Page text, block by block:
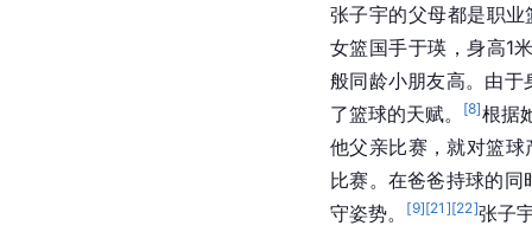
张子宇的父母都是职
女篮国手于瑛，身高1
般同龄小朋友高。由于
了篮球的天赋。
[8]根据
他父亲比赛，就对篮球
比赛。在爸爸持球的
守姿势。
[9][21 ][22]张子